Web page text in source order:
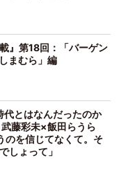
』第18回：「バーゲン
まむら」編
代とはなんだったのか
藤彩未×飯田らうら
のを信じてなくて。そ
しょって」